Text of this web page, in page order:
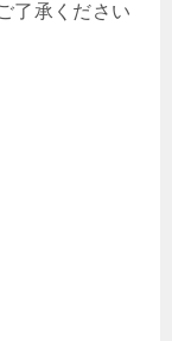
了承ください